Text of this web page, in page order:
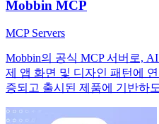
Mobbin MCP
MCP Servers
Mobbin의 공식 MCP 서버로,
제 앱 화면 및 디자인 패턴에
증되고 출시된 제품에 기반하